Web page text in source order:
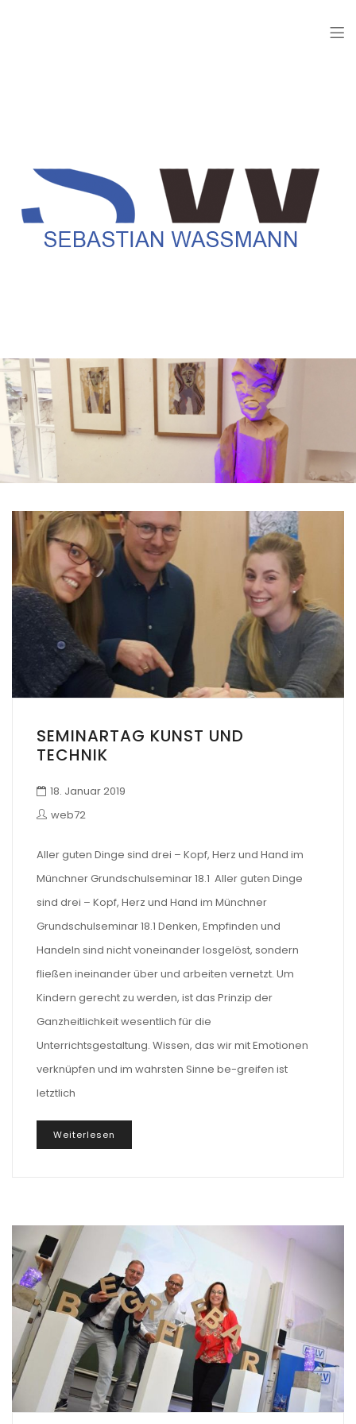
SEMINARTAG KUNST UND
TECHNIK
18. Januar 2019
web72
Aller guten Dinge sind drei – Kopf, Herz und Hand im
Münchner Grundschulseminar 18.1 Aller guten Dinge
sind drei – Kopf, Herz und Hand im Münchner
Grundschulseminar 18.1 Denken, Empfinden und
Handeln sind nicht voneinander losgelöst, sondern
fließen ineinander über und arbeiten vernetzt. Um
Kindern gerecht zu werden, ist das Prinzip der
Ganzheitlichkeit wesentlich für die
Unterrichtsgestaltung. Wissen, das wir mit Emotionen
verknüpfen und im wahrsten Sinne be-greifen ist
letztlich
Weiterlesen